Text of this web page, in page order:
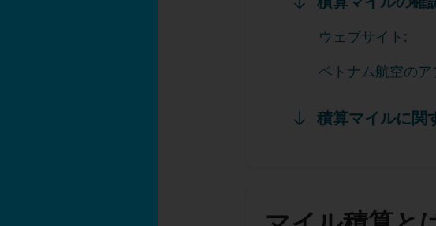
ウェブサイト:
ベトナム航空のア
積算マイルに関